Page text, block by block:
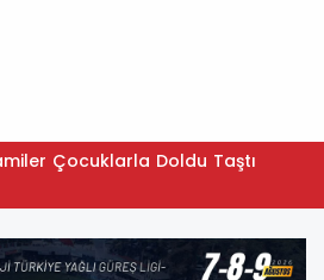
Çocuklarla Doldu Taştı